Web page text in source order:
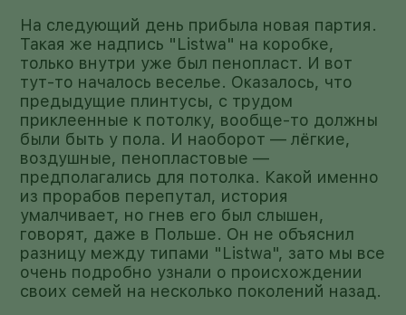
На следующий день прибыла новая партия.
Такая же надпись "Listwa" на коробке,
только внутри уже был пенопласт. И вот
тут-то началось веселье. Оказалось, что
предыдущие плинтусы, с трудом
приклеенные к потолку, вообще-то должны
были быть у пола. И наоборот — лёгкие,
воздушные, пенопластовые —
предполагались для потолка. Какой именно
из прорабов перепутал, история
умалчивает, но гнев его был слышен,
говорят, даже в Польше. Он не объяснил
разницу между типами "Listwa", зато мы все
очень подробно узнали о происхождении
своих семей на несколько поколений назад.